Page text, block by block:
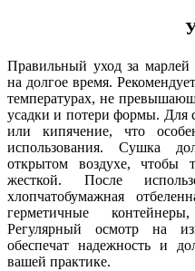
Правильный уход за марлей
на долгое время.
температурах, не
усадки и потери формы. Для
или кипячение, что
использования. Сушка
открытом воздухе, чтобы
жесткой. После
хлопчатобумажная
герметичные
Регулярный осмотр на
обеспечат надежность и
вашей практике.